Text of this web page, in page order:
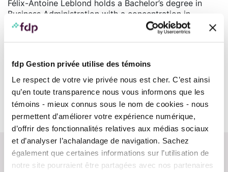
fdp Gestion privée utilise des témoins
Le respect de votre vie privée nous est cher. C’est ainsi
qu’en toute transparence nous vous informons que les
témoins - mieux connus sous le nom de cookies - nous
permettent d’améliorer votre expérience numérique,
d’offrir des fonctionnalités relatives aux médias sociaux
et d’analyser l’achalandage de navigation. Sachez
également que certaines informations sur l’utilisation de
notre site pourraient être partagées avec nos partenaires
Félix-Antoine Leblond holds a Bachelor’s degree in
Business Administration with a concentration in
financial planning from Université Laval (2022), a
securities licence (CSI, 2024), and the financial planner
Teams